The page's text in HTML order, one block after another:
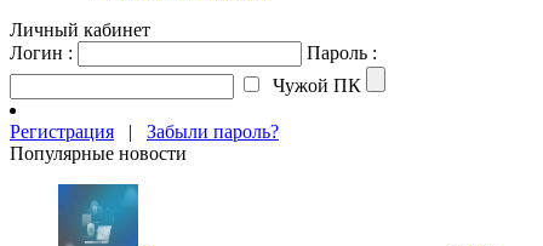
Личный кабинет
Логин :
Пароль :
Чужой ПК
Регистрация | Забыли пароль?
Популярные новости